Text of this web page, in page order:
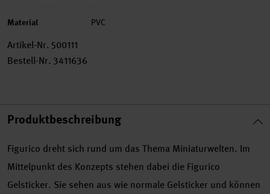
Material PVC
Artikel-Nr. 500111
Bestell-Nr. 3411636
Produktbeschreibung
Figurico dreht sich rund um das Thema Miniaturwelten. Im
Mittelpunkt des Konzepts stehen dabei die Figurico
Gelsticker. Sie sehen aus wie normale Gelsticker und können